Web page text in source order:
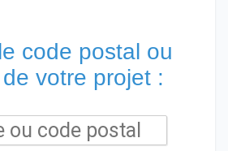
code postal ou
de votre projet :